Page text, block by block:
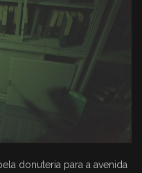
donuteria para a avenida